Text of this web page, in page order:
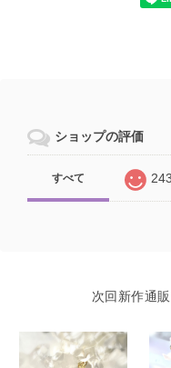
ショップの評価
すべて 243
次回新作通